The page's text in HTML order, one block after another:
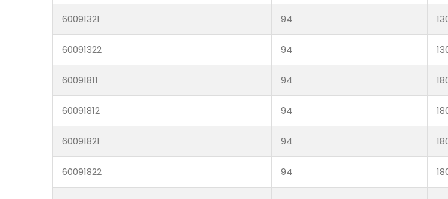
60091321 94
60091322 94
60091811 94
60091812 94
60091821 94
60091822 94